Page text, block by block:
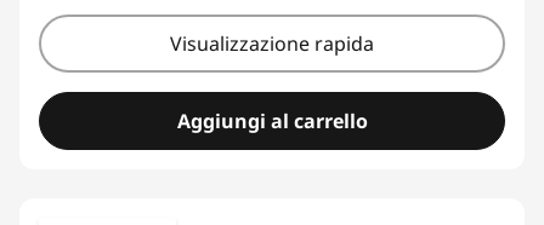
Visualizzazione rapida
Aggiungi al carrello